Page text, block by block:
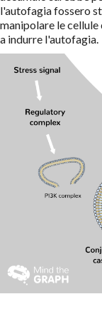
l'autofagia fossero
manipolare le
a indurre l'autofagia.